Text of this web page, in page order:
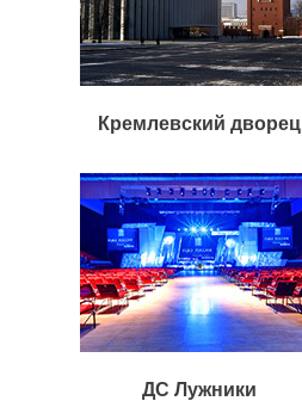
Кремлевский дворец
ДС Лужники